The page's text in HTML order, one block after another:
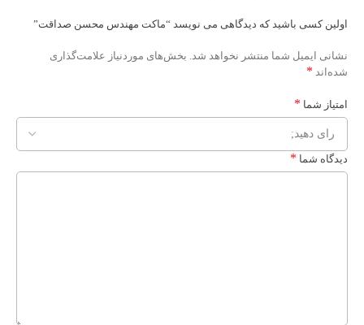
اولین کسی باشید که دیدگاهی می نویسد “ماکت مهندس محسن صداقت”
نشانی ایمیل شما منتشر نخواهد شد. بخش‌های موردنیاز علامت‌گذاری
شده‌اند *
امتیاز شما *
دیدگاه شما *